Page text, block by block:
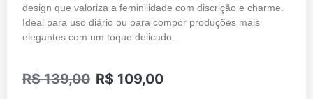
design que valoriza a feminilidade com discrição e charme.
Ideal para uso diário ou para compor produções mais
elegantes com um toque delicado.
R$139,00 R$ 109,00